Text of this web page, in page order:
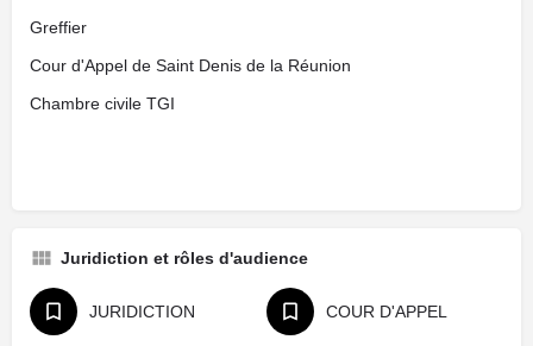
Greffier
Cour d'Appel de Saint Denis de la Réunion
Chambre civile TGI
Juridiction et rôles d'audience
JURIDICTION COUR D'APPEL